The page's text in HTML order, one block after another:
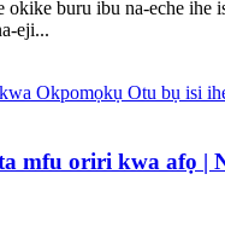
buru ibu na-eche
eji...
mfu oriri kwa afọ |